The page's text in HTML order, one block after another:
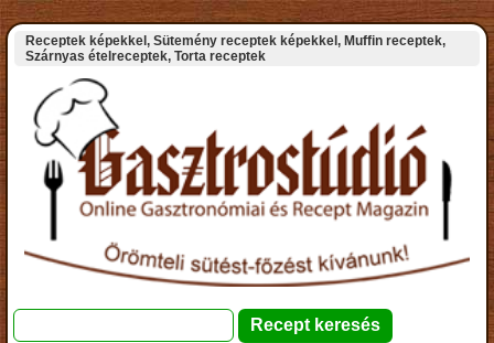
Receptek képekkel, Sütemény receptek képekkel, Muffin receptek,
Szárnyas ételreceptek, Torta receptek